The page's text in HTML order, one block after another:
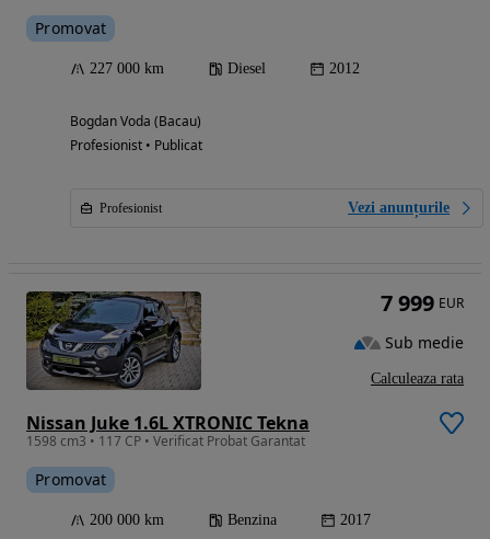
Promovat
227 000 km Diesel 2012
Bogdan Voda (Bacau)
Profesionist • Publicat
Profesionist Vezi anunțurile
Nissan Juke 1.6L XTRONIC Tekna
1598 cm3 • 117 CP • Verificat Probat Garantat
Promovat
200 000 km Benzina 2017
7 999 EUR
Sub medie
Calculeaza rata